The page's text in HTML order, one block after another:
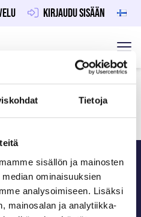
Tietoja
sisällön ja mainosten
ominaisuuksien
analysoimiseen. Lisäksi
mainosalan ja analytiikka-
Kirjaudu sisään
ja kysy
tehdä.